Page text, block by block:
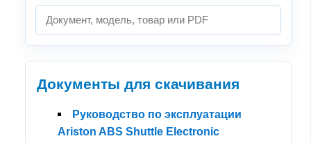
Документы для скачивания
Руководство по эксплуатации
Ariston ABS Shuttle Electronic